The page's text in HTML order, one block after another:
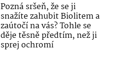
Pozná sršeň, že se ji
snažíte zahubit Biolitem a
zaútočí na vás? Tohle se
děje těsně předtím, než ji
sprej ochromí